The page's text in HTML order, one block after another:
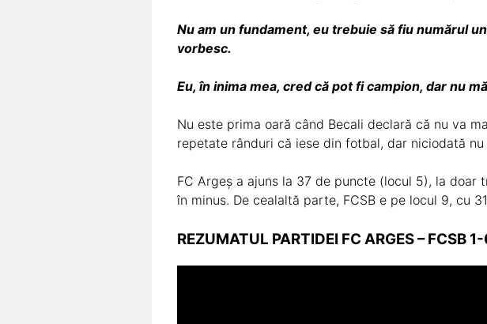
Nu am un fundament, eu trebuie să fiu numărul
vorbesc.
Eu, în inima mea, cred că pot fi campion, dar nu
Nu este prima oară când Becali declară că nu va
repetate rânduri că iese din fotbal, dar niciodată
FC Argeș a ajuns la 37 de puncte (locul 5), la
în minus. De cealaltă parte, FCSB e pe locul 9, cu
REZUMATUL PARTIDEI FC ARGES – FCSB